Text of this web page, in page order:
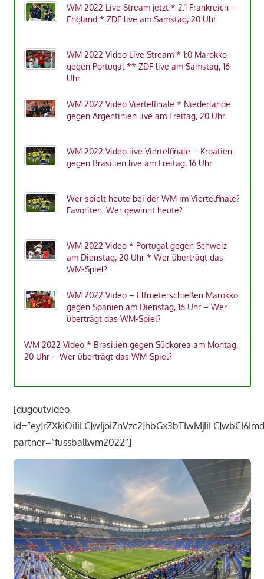
WM 2022 Live Stream jetzt * 2:1 Frankreich –
England * ZDF live am Samstag, 20 Uhr
WM 2022 Video Live Stream * 1:0 Marokko
gegen Portugal ** ZDF live am Samstag, 16
Uhr
WM 2022 Video Viertelfinale * Niederlande
gegen Argentinien live am Freitag, 20 Uhr
WM 2022 Video live Viertelfinale – Kroatien
gegen Brasilien live am Freitag, 16 Uhr
Wer spielt heute bei der WM im Viertelfinale?
Favoriten: Wer gewinnt heute?
WM 2022 Video * Portugal gegen Schweiz
am Dienstag, 20 Uhr * Wer überträgt das
WM-Spiel?
WM 2022 Video – Elfmeterschießen Marokko
gegen Spanien am Dienstag, 16 Uhr – Wer
überträgt das WM-Spiel?
WM 2022 Video * Brasilien gegen Südkorea am Montag,
20 Uhr – Wer überträgt das WM-Spiel?
[dugoutvideo
partner=”fussballwm2022″]